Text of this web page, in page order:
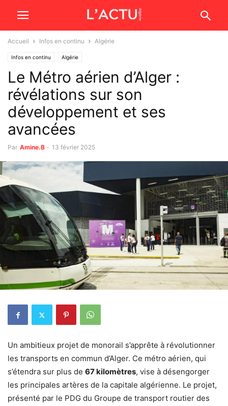
Accueil Infos en continu Algérie
Infos en continu Algérie
Le Métro aérien d’Alger :
révélations sur son
développement et ses
avancées
Par Amine.B - 13 février 2025
Un ambitieux projet de monorail s’apprête à révolutionner
les transports en commun d’Alger. Ce métro aérien, qui
s’étendra sur plus de 67 kilomètres, vise à désengorger
les principales artères de la capitale algérienne. Le projet,
présenté par le PDG du Groupe de transport routier des